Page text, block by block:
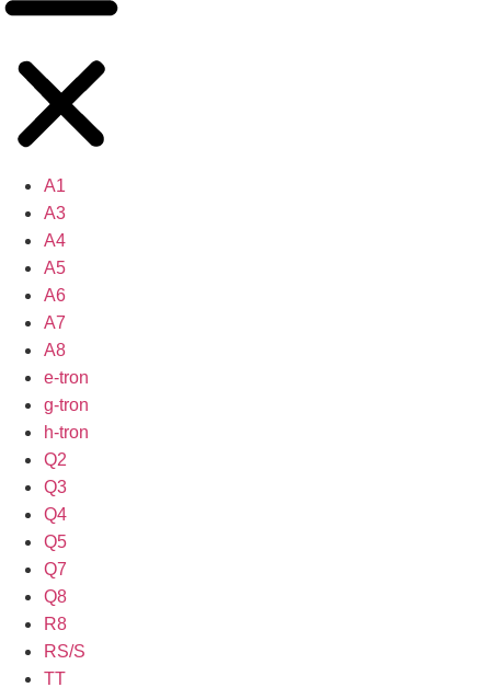
A1
A3
A4
A5
A6
A7
A8
e-tron
g-tron
h-tron
Q2
Q3
Q4
Q5
Q7
Q8
R8
RS/S
TT